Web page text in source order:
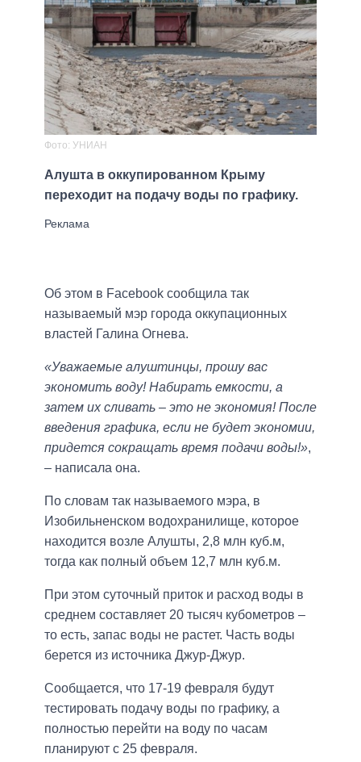
Фото: УНИАН
Алушта в оккупированном Крыму
переходит на подачу воды по графику.
Об этом в Facebook сообщила так
называемый мэр города оккупационных
властей Галина Огнева.
«Уважаемые алуштинцы, прошу вас
экономить воду! Набирать емкости, а
затем их сливать – это не экономия! После
введения графика, если не будет экономии,
придется сокращать время подачи воды!»,
– написала она.
По словам так называемого мэра, в
Изобильненском водохранилище, которое
находится возле Алушты, 2,8 млн куб.м,
тогда как полный объем 12,7 млн куб.м.
При этом суточный приток и расход воды в
среднем составляет 20 тысяч кубометров –
то есть, запас воды не растет. Часть воды
берется из источника Джур-Джур.
Сообщается, что 17-19 февраля будут
тестировать подачу воды по графику, а
полностью перейти на воду по часам
планируют с 25 февраля.